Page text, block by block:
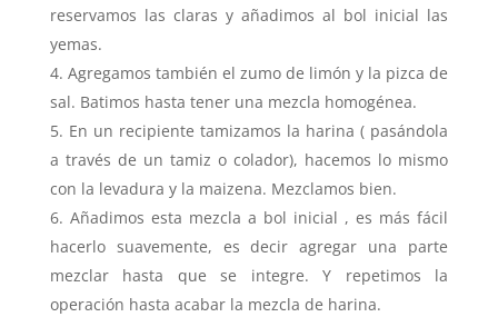
reservamos las claras y añadimos al bol inicial las
yemas.
Agregamos también el zumo de limón y la pizca de
sal. Batimos hasta tener una mezcla homogénea.
En un recipiente tamizamos la harina ( pasándola
a través de un tamiz o colador), hacemos lo mismo
con la levadura y la maizena. Mezclamos bien.
Añadimos esta mezcla a bol inicial , es más fácil
hacerlo suavemente, es decir agregar una parte
mezclar hasta que se integre. Y repetimos la
operación hasta acabar la mezcla de harina.